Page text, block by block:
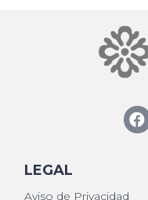
LEGAL
Aviso de Privacidad